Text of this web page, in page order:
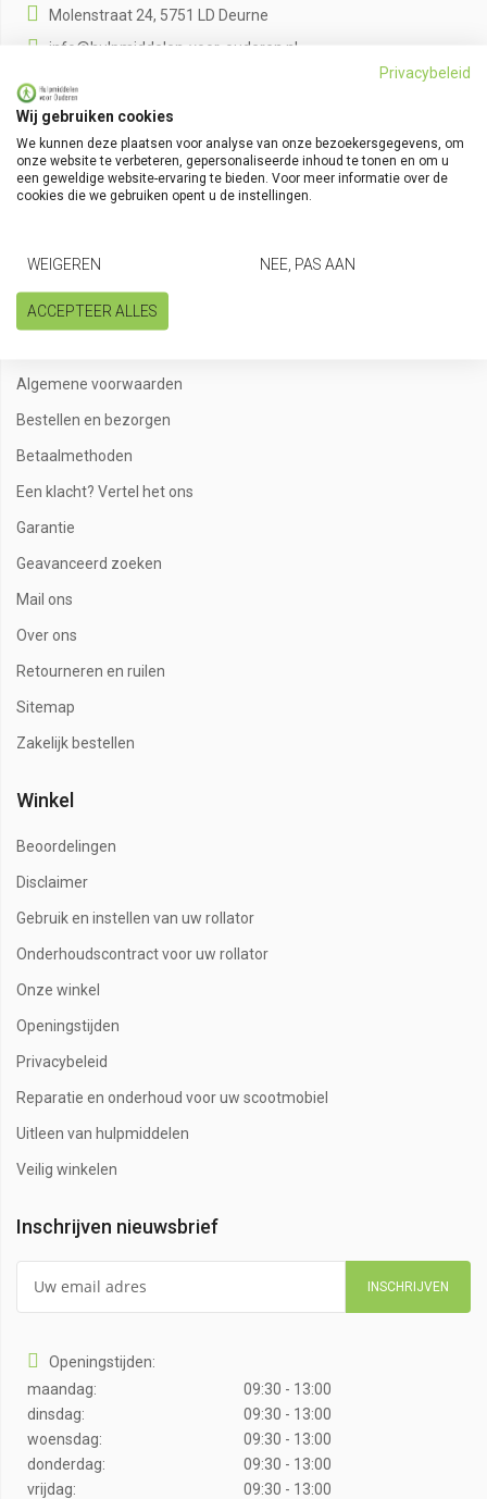
Molenstraat 24, 5751 LD Deurne
info@hulpmiddelen-voor-ouderen.nl
AGB code: 76091233
BTW nummer: NL862089736B01
Klantenservice
Algemene voorwaarden
Bestellen en bezorgen
Betaalmethoden
Een klacht? Vertel het ons
Garantie
Geavanceerd zoeken
Mail ons
Over ons
Retourneren en ruilen
Sitemap
Zakelijk bestellen
Winkel
Beoordelingen
Disclaimer
Gebruik en instellen van uw rollator
Onderhoudscontract voor uw rollator
Onze winkel
Openingstijden
Privacybeleid
Reparatie en onderhoud voor uw scootmobiel
Uitleen van hulpmiddelen
Veilig winkelen
Inschrijven nieuwsbrief
INSCHRIJVEN
Openingstijden:
maandag:
09:30 - 13:00
dinsdag:
09:30 - 13:00
woensdag:
09:30 - 13:00
donderdag:
09:30 - 13:00
vrijdag:
09:30 - 13:00
Privacybeleid
Wij gebruiken cookies
We kunnen deze plaatsen voor analyse van onze bezoekersgegevens, om
onze website te verbeteren, gepersonaliseerde inhoud te tonen en om u
een geweldige website-ervaring te bieden. Voor meer informatie over de
cookies die we gebruiken opent u de instellingen.
WEIGEREN NEE, PAS AAN
ACCEPTEER ALLES